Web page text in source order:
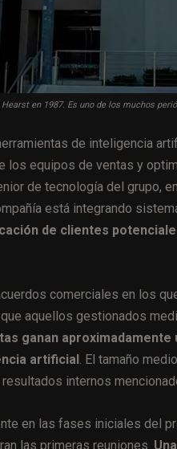
en 1987. Es uno de los muchos
de inteligencia
los equipos de ventas y
de tecnología del grupo,
está integrando
de clientes
comerciales en los
aquellos gestionados
ganan
artificial. El tamaño
internos
en las fases iniciales del
las primeras reuniones.